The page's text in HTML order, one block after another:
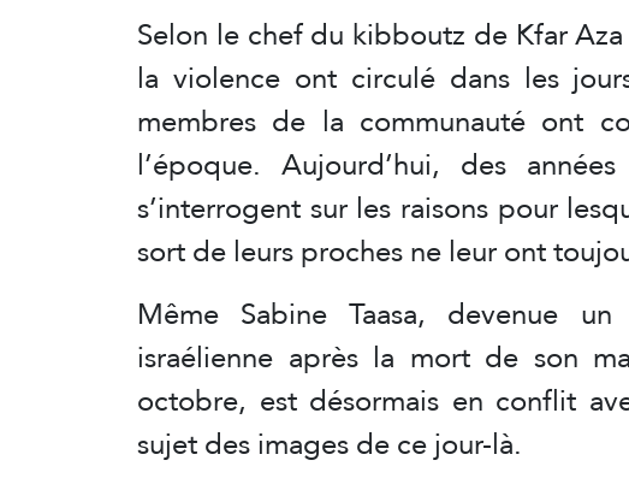
Selon le chef du kibboutz de Kfar
la violence ont circulé dans les
membres de la communauté ont
l’époque. Aujourd’hui, des
s’interrogent sur les raisons pour
sort de leurs proches ne leur ont
Même Sabine Taasa, devenue
israélienne après la mort de son
octobre, est désormais en conflit
sujet des images de ce jour-là.